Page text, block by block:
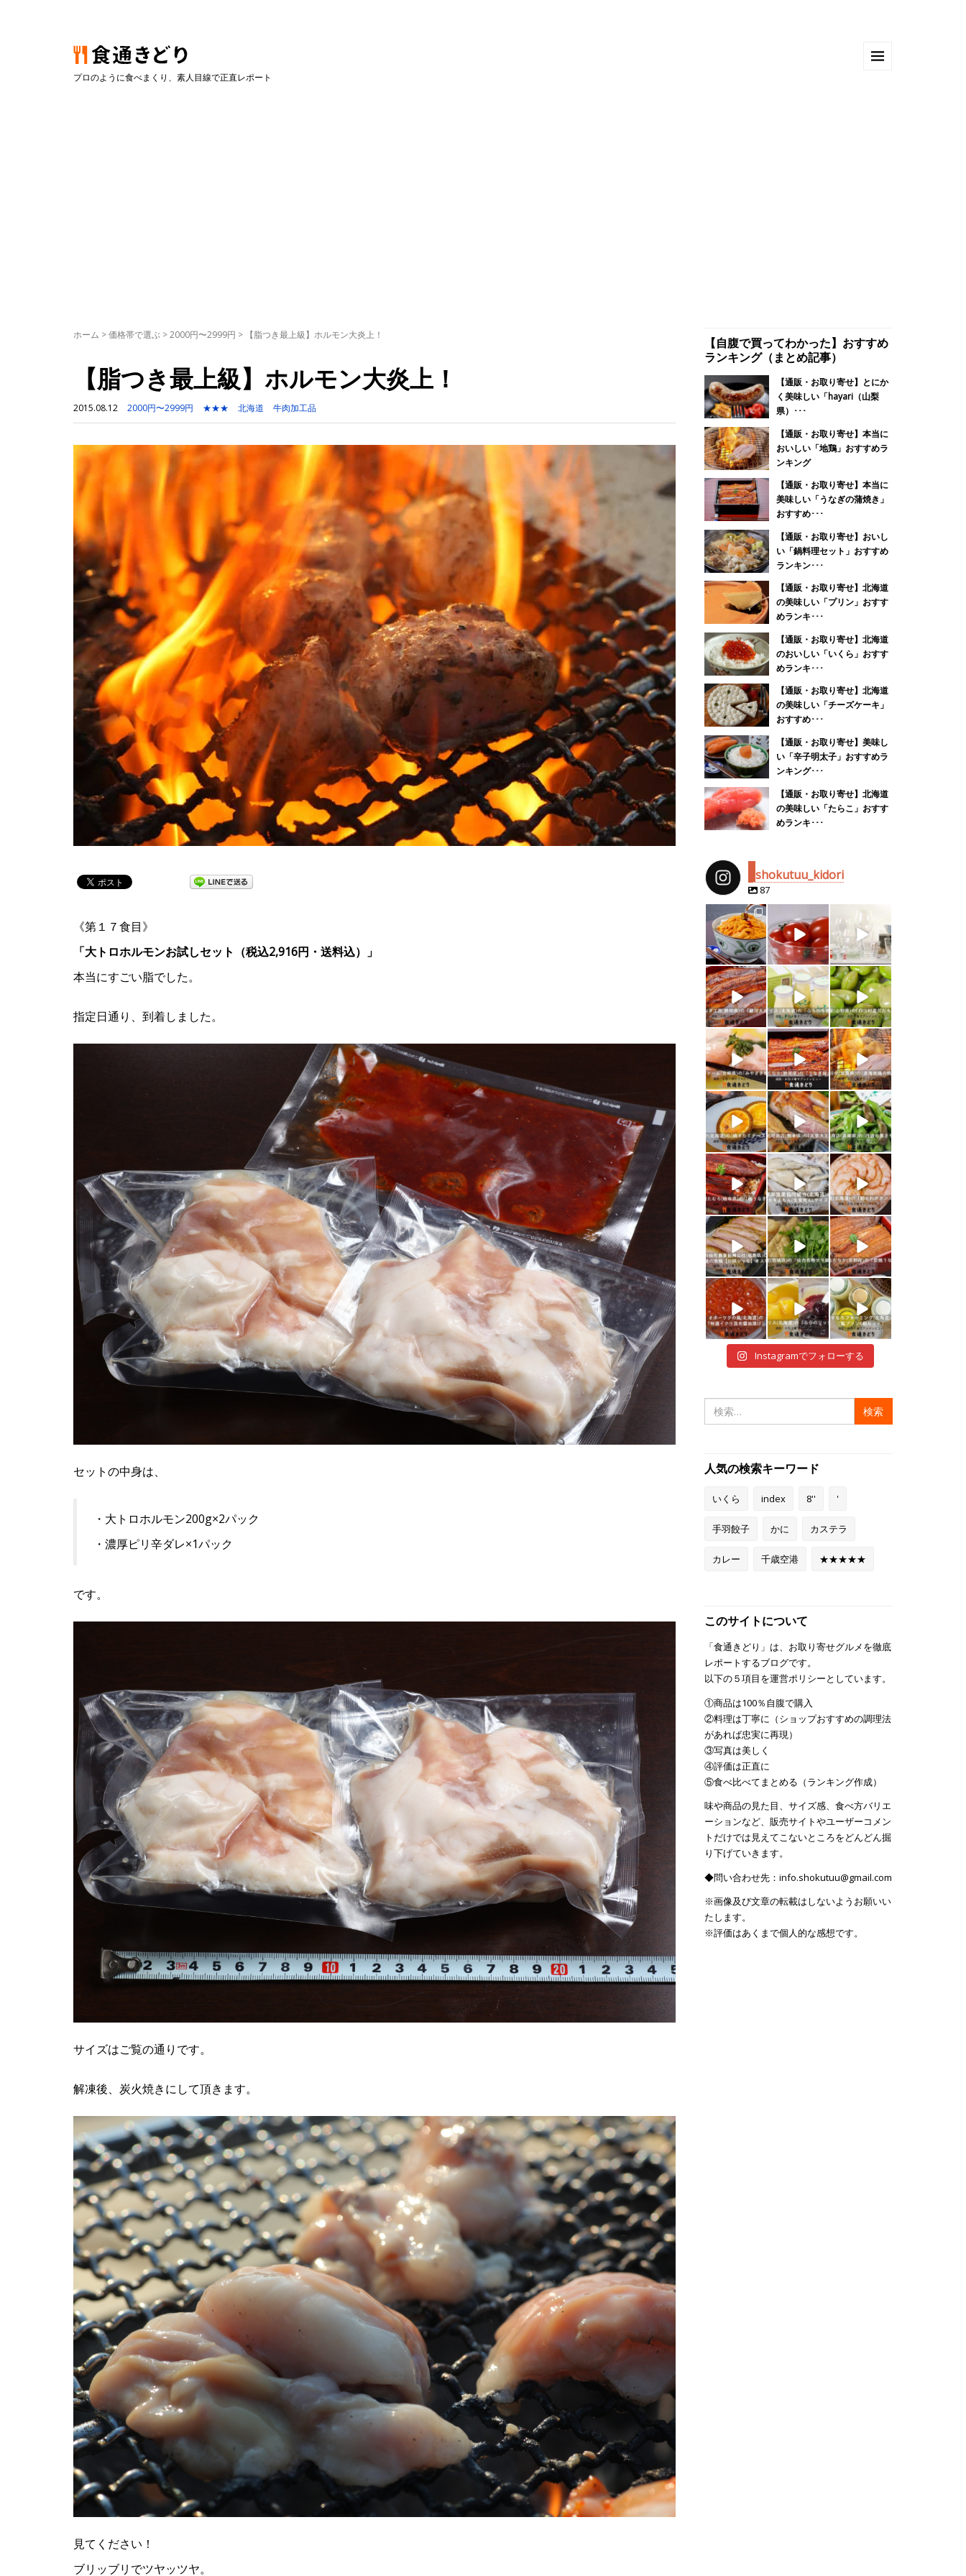
プロのように食べまくり、素人目線で正直レポート
ホーム >価格帯で選ぶ >2000円〜2999円 > 【脂つき最上級】ホルモン大炎上！
【脂つき最上級】ホルモン大炎上！
2015.08.12 2000円〜2999円 ★★★ 北海道 牛肉加工品
《第１７食目》
「大トロホルモンお試しセット（税込2,916円・送料込）」
本当にすごい脂でした。
指定日通り、到着しました。
セットの中身は、
・大トロホルモン200g×2パック
・濃厚ピリ辛ダレ×1パック
です。
サイズはご覧の通りです。
解凍後、炭火焼きにして頂きます。
見てください！
ブリッブリでツヤッツヤ。
【自腹で買ってわかった】おすすめ
ランキング（まとめ記事）
【通販・お取り寄せ】とにか
く美味しい「hayari（山梨
県）･･･
【通販・お取り寄せ】本当に
おいしい「地鶏」おすすめラ
ンキング
【通販・お取り寄せ】本当に
美味しい「うなぎの蒲焼き」
おすすめ･･･
【通販・お取り寄せ】おいし
い「鍋料理セット」おすすめ
ランキン･･･
【通販・お取り寄せ】北海道
の美味しい「プリン」おすす
めランキ･･･
【通販・お取り寄せ】北海道
のおいしい「いくら」おすす
めランキ･･･
【通販・お取り寄せ】北海道
の美味しい「チーズケーキ」
おすすめ･･･
【通販・お取り寄せ】美味し
い「辛子明太子」おすすめラ
ンキング･･･
【通販・お取り寄せ】北海道
の美味しい「たらこ」おすす
めランキ･･･
shokutuu_kidori
87
shokutuu_kidor
i
4月 25
i
2月 14
2月 13
shokutuu_kidor
i
1月 26
shokutuu_kidor
i
1月 24
shokutuu_kidor
i
1月 23
shokutuu_kidor
i
1月 21
shokutuu_kidor
i
1月 19
shokutuu_kidor
i
1月 18
shokutuu_kidor
i
1月 17
shokutuu_kidor
i
1月 16
shokutuu_kidor
i
1月 15
shokutuu_kidor
i
1月 10
shokutuu_kidor
i
1月 9
shokutuu_kidor
i
1月 8
shokutuu_kidor
i
1月 7
shokutuu_kidor
i
1月 5
shokutuu_kidor
i
12月 30
shokutuu_kidor
i
12月 29
shokutuu_kidor
i
12月 28
shokutuu_kidor
i
12月 28
Instagramでフォローする
索:
人気の検索キーワード
いくら index 8'' '
手羽餃子 かに カステラ
カレー 千歳空港 ★★★★★
このサイトについて
「食通きどり」は、お取り寄せグルメを徹底
レポートするブログです。
以下の５項目を運営ポリシーとしています。
①商品は100％自腹で購入
②料理は丁寧に（ショップおすすめの調理法
があれば忠実に再現）
③写真は美しく
④評価は正直に
⑤食べ比べてまとめる（ランキング作成）
味や商品の見た目、サイズ感、食べ方バリエ
ーションなど、販売サイトやユーザーコメン
トだけでは見えてこないところをどんどん掘
り下げていきます。
◆問い合わせ先：info.shokutuu@gmail.com
※画像及び文章の転載はしないようお願いい
たします。
※評価はあくまで個人的な感想です。